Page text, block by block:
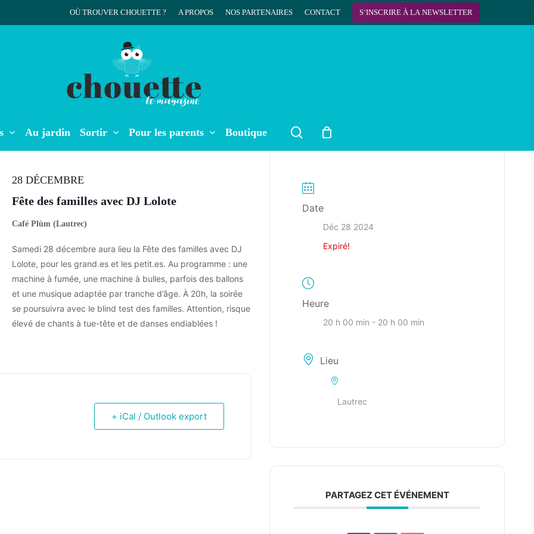
OÙ TROUVER CHOUETTE ? A PROPOS NOS PARTENAIRES CONTACT S‘INSCRIRE À LA NEWSLETTER
Au jardin Sortir Pour les parents Boutique search
28 DÉCEMBRE
Fête des familles avec DJ Lolote
Café Plùm (Lautrec)
Samedi 28 décembre aura lieu la Fête des familles avec DJ
Lolote, pour les grand.es et les petit.es. Au programme : une
machine à fumée, une machine à bulles, parfois des ballons
et une musique adaptée par tranche d’âge. À 20h, la soirée
se poursuivra avec le blind test des familles. Attention, risque
élevé de chants à tue-tête et de danses endiablées !
+ iCal / Outlook export
Date
Déc 28 2024
Expiré!
Heure
20 h 00 min - 20 h 00 min
Lieu
Lautrec
PARTAGEZ CET ÉVÉNEMENT